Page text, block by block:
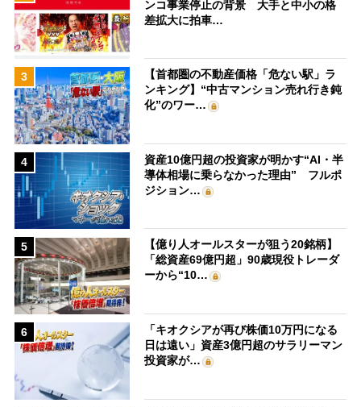
ンコ事業停止の背景 大手と中小の格
差拡大に拍車…
3
【首都圏の不動産価格「危ない駅」ラ
ンキング】“中古マンション売れ行き鈍
化”のワー…
4
資産10億円超の投資家が明かす“AI・半
導体相場に乗らなかった理由” フルポ
ジション…
5
【億り人オールスターが狙う20銘柄】
「総資産69億円超」90歳現役トレーダ
ーから“10…
6
「キオクシアが再び株価10万円になる
日は遠い」資産3億円超のサラリーマン
投資家が…